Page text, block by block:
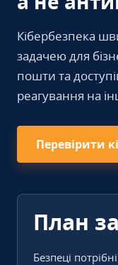
Кібербезпека
задачею для
пошти та
реагування на
Перевірити
План
Безпеці